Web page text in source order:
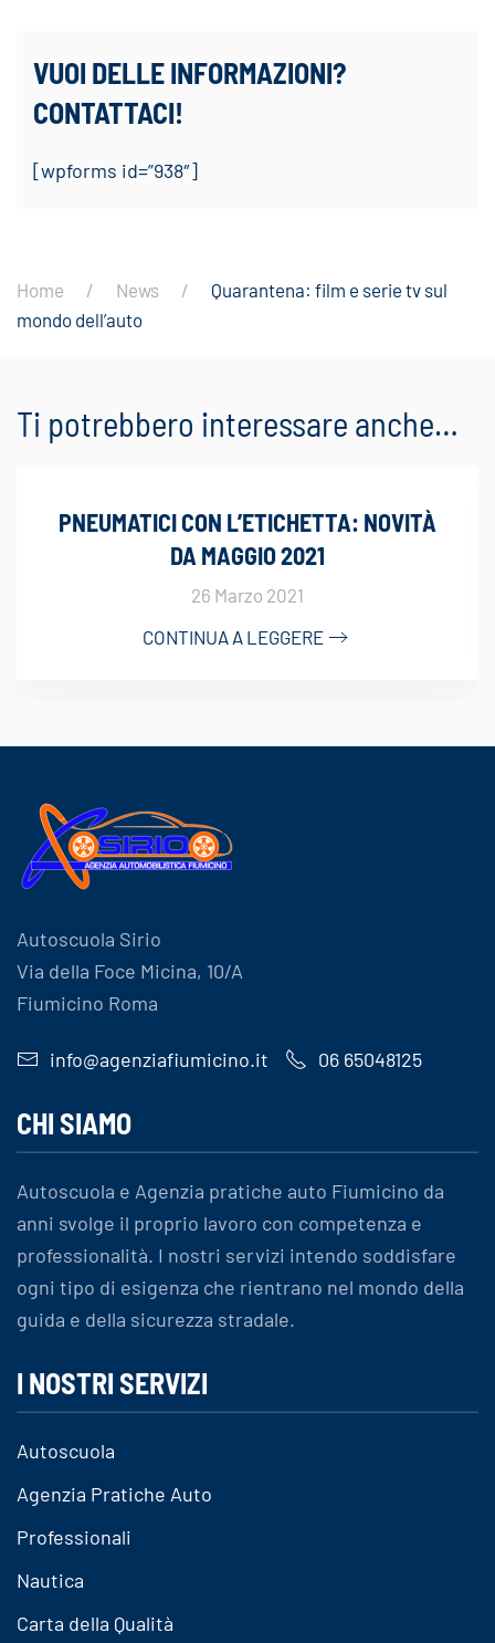
VUOI DELLE INFORMAZIONI?
CONTATTACI!
[wpforms id=”938″]
Home News
Quarantena: film e serie tv sul
mondo dell’auto
Ti potrebbero interessare anche…
PNEUMATICI CON L’ETICHETTA: NOVITÀ
DA MAGGIO 2021
26 Marzo 2021
CONTINUA A LEGGERE
Autoscuola Sirio
Via della Foce Micina, 10/A
Fiumicino Roma
info@agenziafiumicino.it 06 65048125
CHI SIAMO
Autoscuola e Agenzia pratiche auto Fiumicino da
anni svolge il proprio lavoro con competenza e
professionalità. I nostri servizi intendo soddisfare
ogni tipo di esigenza che rientrano nel mondo della
guida e della sicurezza stradale.
I NOSTRI SERVIZI
Autoscuola
Agenzia Pratiche Auto
Professionali
Nautica
Carta della Qualità